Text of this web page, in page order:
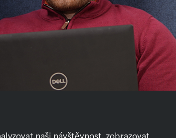
naši návštěvnost, zobrazovat